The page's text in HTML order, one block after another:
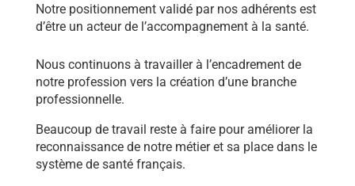
Notre positionnement validé par nos adhérents est
d’être un acteur de l’accompagnement à la santé.
Nous continuons à travailler à l’encadrement de
notre profession vers la création d’une branche
professionnelle.
Beaucoup de travail reste à faire pour améliorer la
reconnaissance de notre métier et sa place dans le
système de santé français.